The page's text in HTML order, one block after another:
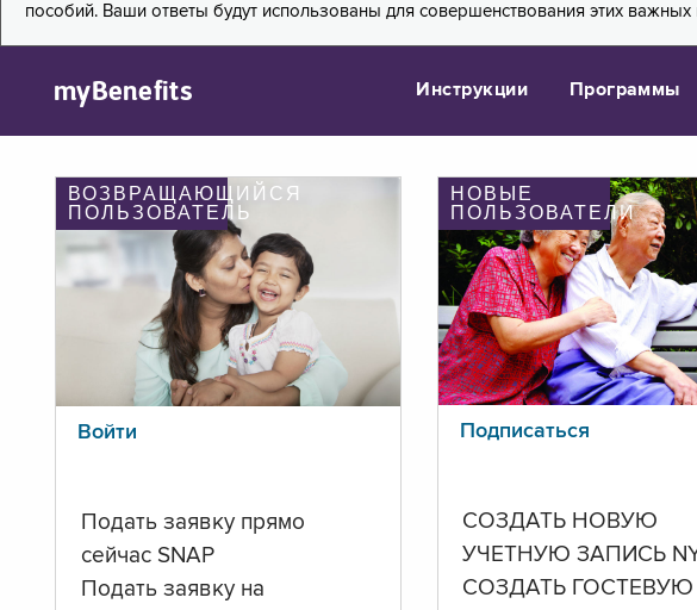
пособий. Ваши ответы будут использованы для совершенствования этих
myBenefits Инструкции Программы
ВОЗВРАЩАЮЩИЙСЯ
ПОЛЬЗОВАТЕЛЬ
Войти
Подать заявку прямо
сейчас SNAP
Подать заявку на
НОВЫЕ
ПОЛЬЗОВАТЕЛИ
Подписаться
СОЗДАТЬ НОВУЮ
УЧЕТНУЮ ЗАПИСЬ
СОЗДАТЬ ГОСТЕВУЮ